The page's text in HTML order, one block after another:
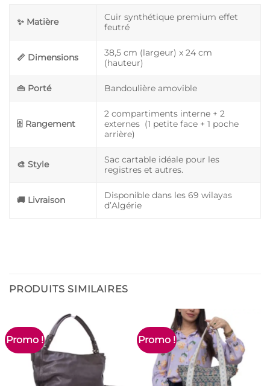
✨ Matière
Cuir synthétique premium effet
feutré
📏 Dimensions
38,5 cm (largeur) x 24 cm
(hauteur)
👜 Porté Bandoulière amovible
🗄️ Rangement
2 compartiments interne + 2
externes (1 petite face + 1 poche
arrière)
🎨 Style
Sac cartable idéale pour les
registres et autres.
🚚 Livraison
Disponible dans les 69 wilayas
d’Algérie
PRODUITS SIMILAIRES
Promo ! Promo !